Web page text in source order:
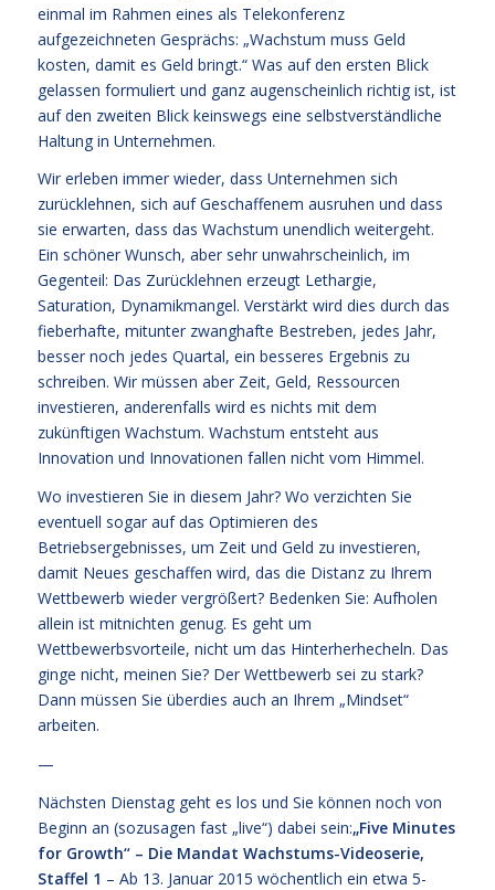
einmal im Rahmen eines als Telekonferenz
aufgezeichneten Gesprächs: „Wachstum muss Geld
kosten, damit es Geld bringt.“ Was auf den ersten Blick
gelassen formuliert und ganz augenscheinlich richtig ist, ist
auf den zweiten Blick keinswegs eine selbstverständliche
Haltung in Unternehmen.
Wir erleben immer wieder, dass Unternehmen sich
zurücklehnen, sich auf Geschaffenem ausruhen und dass
sie erwarten, dass das Wachstum unendlich weitergeht.
Ein schöner Wunsch, aber sehr unwahrscheinlich, im
Gegenteil: Das Zurücklehnen erzeugt Lethargie,
Saturation, Dynamikmangel. Verstärkt wird dies durch das
fieberhafte, mitunter zwanghafte Bestreben, jedes Jahr,
besser noch jedes Quartal, ein besseres Ergebnis zu
schreiben. Wir müssen aber Zeit, Geld, Ressourcen
investieren, anderenfalls wird es nichts mit dem
zukünftigen Wachstum. Wachstum entsteht aus
Innovation und Innovationen fallen nicht vom Himmel.
Wo investieren Sie in diesem Jahr? Wo verzichten Sie
eventuell sogar auf das Optimieren des
Betriebsergebnisses, um Zeit und Geld zu investieren,
damit Neues geschaffen wird, das die Distanz zu Ihrem
Wettbewerb wieder vergrößert? Bedenken Sie: Aufholen
allein ist mitnichten genug. Es geht um
Wettbewerbsvorteile, nicht um das Hinterherhecheln. Das
ginge nicht, meinen Sie? Der Wettbewerb sei zu stark?
Dann müssen Sie überdies auch an Ihrem „Mindset“
arbeiten.
—
Nächsten Dienstag geht es los und Sie können noch von
Beginn an (sozusagen fast „live“) dabei sein:„Five Minutes
for Growth“ – Die Mandat Wachstums-Videoserie,
Staffel 1 – Ab 13. Januar 2015 wöchentlich ein etwa 5-